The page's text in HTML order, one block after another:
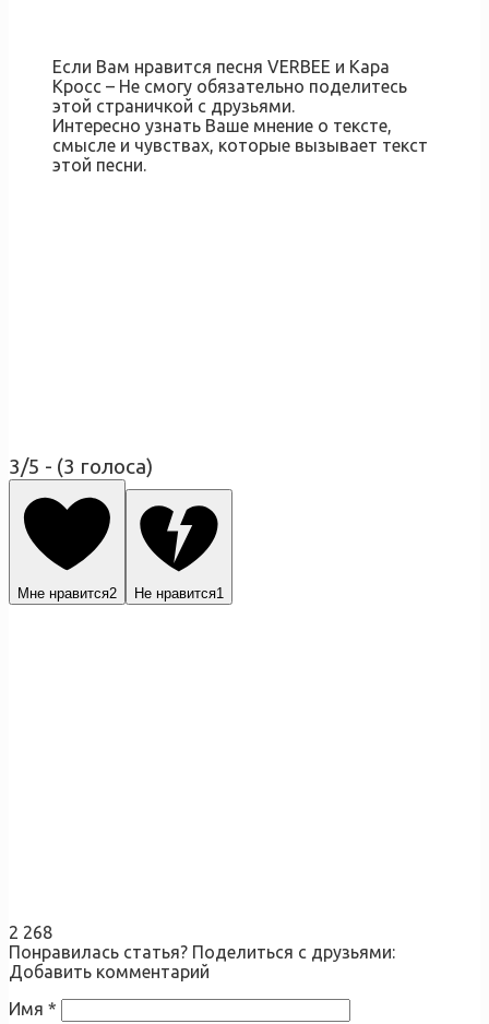
Если Вам нравится песня VERBEE и Кара
Кросс – Не смогу обязательно поделитесь
этой страничкой с друзьями.
Интересно узнать Ваше мнение о тексте,
смысле и чувствах, которые вызывает текст
этой песни.
3/5 - (3 голоса)
Мне нравится2 Не нравится1
2 268
Понравилась статья? Поделиться с друзьями:
Добавить комментарий
Имя *